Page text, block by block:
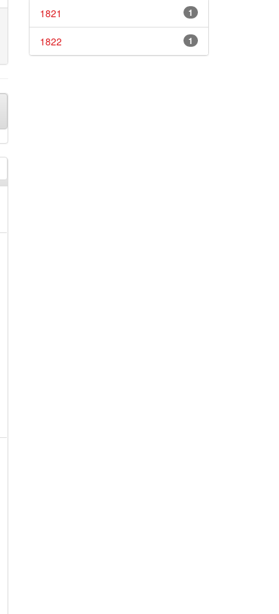
1
1821
1
1822